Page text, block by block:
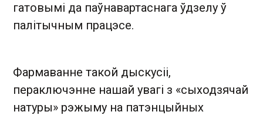
гатовымі да паўнавартаснага ўдзелу ў
палітычным працэсе.
Фармаванне такой дыскусіі,
пераключэнне нашай увагі з «сыходзячай
натуры» рэжыму на патэнцыйных